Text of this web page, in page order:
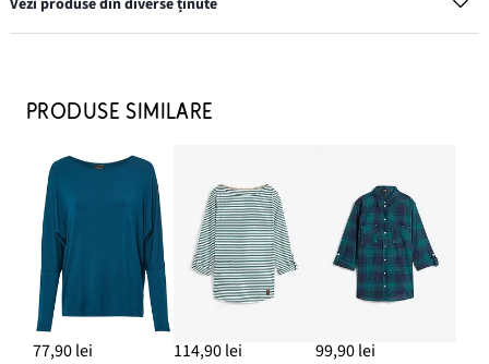
219,90 lei
Pantofi sport cu platformă în stil retro
159,90 lei
ADAUGĂ ÎN COȘ
Set inele (8 bucăți) cu modele variate
69,90 lei
PRODUSE SIMILARE
77,90 lei 114,90 lei 99,90 lei